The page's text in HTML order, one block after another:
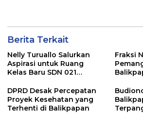
Berita Terkait
Nelly Turuallo Salurkan
Aspirasi untuk Ruang
Kelas Baru SDN 021
Fraksi
Publik
DPRD Desak Percepatan
Proyek Kesehatan yang
Terhenti di Balikpapan